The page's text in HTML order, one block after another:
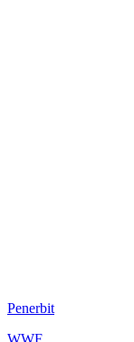
Penerbit
WWF